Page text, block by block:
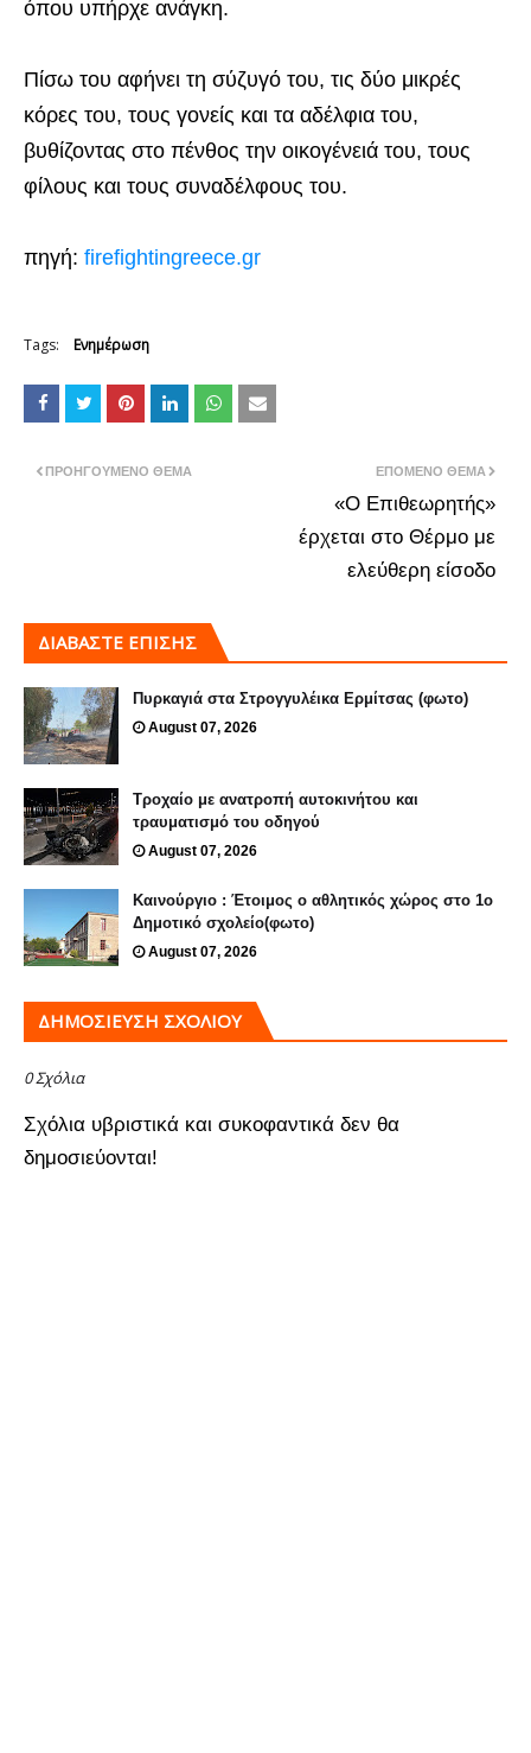
όπου υπήρχε ανάγκη.
Πίσω του αφήνει τη σύζυγό του, τις δύο μικρές
κόρες του, τους γονείς και τα αδέλφια του,
βυθίζοντας στο πένθος την οικογένειά του, τους
φίλους και τους συναδέλφους του.
πηγή: firefightingreece.gr
Tags: Ενημέρωση
ΕΠΌΜΕΝΟ ΘΈΜΑ
«Ο Επιθεωρητής»
έρχεται στο Θέρμο με
ελεύθερη είσοδο
ΠΡΟΗΓΟΎΜΕΝΟ ΘΈΜΑ
ΔΙΑΒΑΣΤΕ ΕΠΙΣΗΣ
Πυρκαγιά στα Στρογγυλέικα Ερμίτσας (φωτο)
August 07, 2026
Τροχαίο με ανατροπή αυτοκινήτου και
τραυματισμό του οδηγού
August 07, 2026
Καινούργιο : Έτοιμος ο αθλητικός χώρος στο 1ο
Δημοτικό σχολείο(φωτο)
August 07, 2026
ΔΗΜΟΣΊΕΥΣΗ ΣΧΟΛΊΟΥ
0 Σχόλια
Σχόλια υβριστικά και συκοφαντικά δεν θα
δημοσιεύονται!